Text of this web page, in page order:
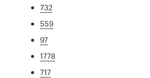
732
559
97
1778
717